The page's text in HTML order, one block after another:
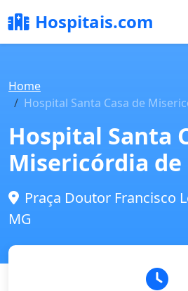
Hospitais.com
Home
Hospital Santa Casa de
Hospital Santa
Misericórdia de
Praça Doutor Francisco
MG